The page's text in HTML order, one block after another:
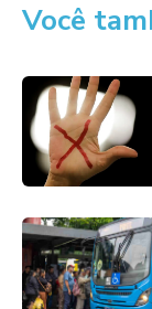
Você